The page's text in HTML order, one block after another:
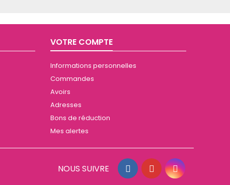
VOTRE COMPTE
Informations personnelles
Commandes
Avoirs
Adresses
Bons de réduction
Mes alertes
NOUS SUIVRE